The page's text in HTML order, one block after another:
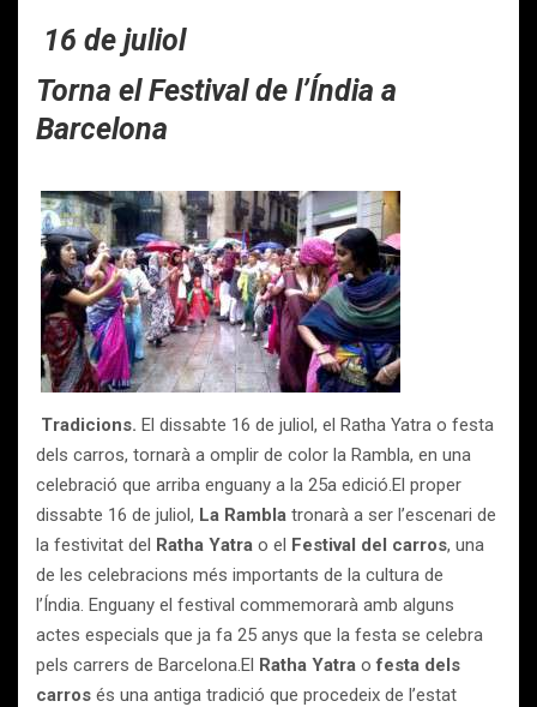
16 de juliol
Torna el Festival de l’Índia a
Barcelona
Tradicions. El dissabte 16 de juliol, el Ratha Yatra o festa
dels carros, tornarà a omplir de color la Rambla, en una
celebració que arriba enguany a la 25a edició.El proper
dissabte 16 de juliol, La Rambla tronarà a ser l’escenari de
la festivitat del Ratha Yatra o el Festival del carros, una
de les celebracions més importants de la cultura de
l’Índia. Enguany el festival commemorarà amb alguns
actes especials que ja fa 25 anys que la festa se celebra
pels carrers de Barcelona.El Ratha Yatra ofesta dels
carros és una antiga tradició que procedeix de l’estat